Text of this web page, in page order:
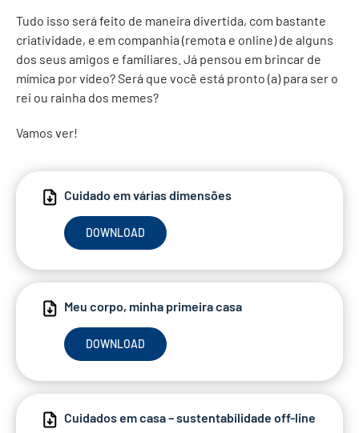
Tudo isso será feito de maneira divertida, com bastante
criatividade, e em companhia (remota e online) de alguns
dos seus amigos e familiares. Já pensou em brincar de
mímica por vídeo? Será que você está pronto (a) para ser o
rei ou rainha dos memes?
Vamos ver!
Cuidado em várias dimensões
DOWNLOAD
Meu corpo, minha primeira casa
DOWNLOAD
Cuidados em casa – sustentabilidade off-line